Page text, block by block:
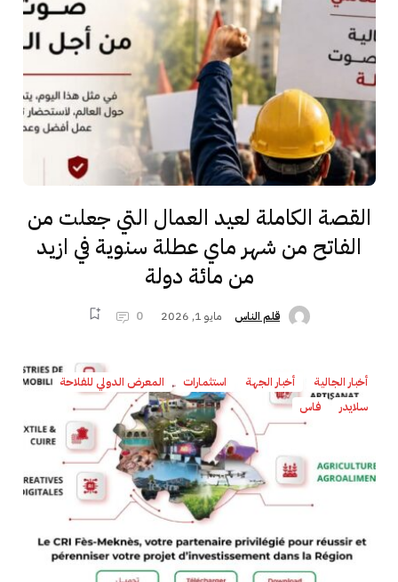
القصة الكاملة لعيد العمال التي جعلت من
الفاتح من شهر ماي عطلة سنوية في ازيد
من مائة دولة
قلم الناس مايو 1, 2026 0
أخبار الجالية أخبار الجهة استثمارات
المعرض الدولي للفلاحة
سلايدر
فاس